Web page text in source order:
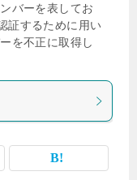
バーを表してお
証するために用い
を不正に取得し